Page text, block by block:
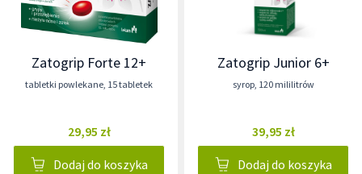
Zatogrip Forte 12+
tabletki powlekane, 15 tabletek
29,95 zł
Dodaj do koszyka
Zatogrip Junior 6+
syrop, 120 mililitrów
39,95 zł
Dodaj do koszyka